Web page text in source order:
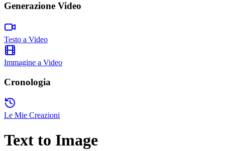
Generazione Video
Testo a Video
Immagine a Video
Cronologia
Le Mie Creazioni
Text to Image